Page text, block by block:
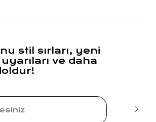
stil sırları, yeni
ve daha